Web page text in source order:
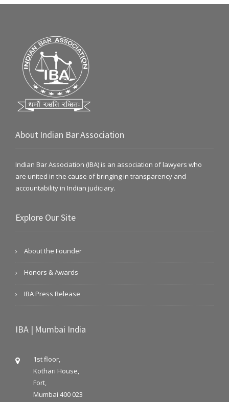
About Indian Bar Association
Indian Bar Association (IBA) is an association of lawyers who
are united in the cause of bringing in transparency and
accountability in Indian judiciary.
Explore Our Site
About the Founder
Honors & Awards
IBA Press Release
IBA | Mumbai India
1st floor,
Kothari House,
Fort,
Mumbai 400 023